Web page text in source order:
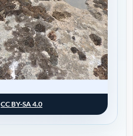
CC BY-SA 4.0